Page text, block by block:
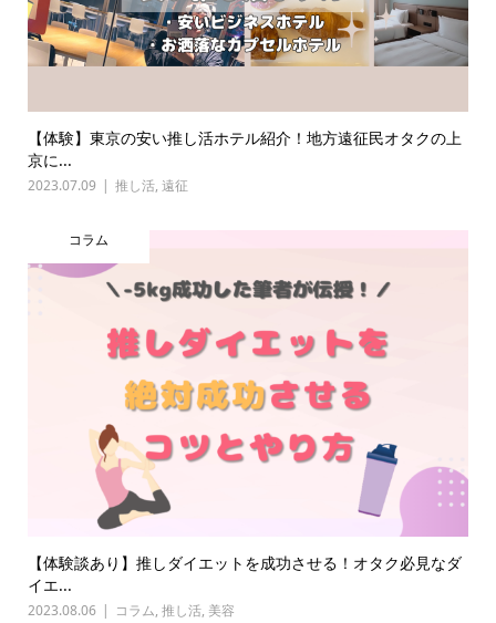
【体験】東京の安い推し活ホテル紹介！地方遠征民オタクの上
京に...
2023.07.09 推し活, 遠征
コラム
【体験談あり】推しダイエットを成功させる！オタク必見なダ
イエ...
2023.08.06 コラム, 推し活, 美容